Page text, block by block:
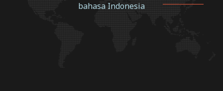
bahasa Indonesia